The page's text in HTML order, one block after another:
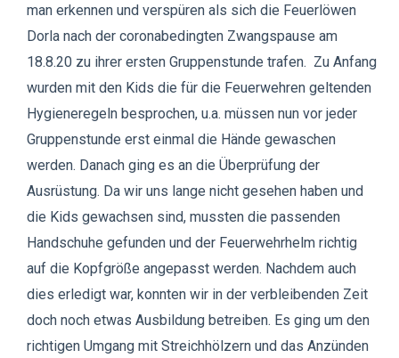
man erkennen und verspüren als sich die Feuerlöwen
Dorla nach der coronabedingten Zwangspause am
18.8.20 zu ihrer ersten Gruppenstunde trafen. Zu Anfang
wurden mit den Kids die für die Feuerwehren geltenden
Hygieneregeln besprochen, u.a. müssen nun vor jeder
Gruppenstunde erst einmal die Hände gewaschen
werden. Danach ging es an die Überprüfung der
Ausrüstung. Da wir uns lange nicht gesehen haben und
die Kids gewachsen sind, mussten die passenden
Handschuhe gefunden und der Feuerwehrhelm richtig
auf die Kopfgröße angepasst werden. Nachdem auch
dies erledigt war, konnten wir in der verbleibenden Zeit
doch noch etwas Ausbildung betreiben. Es ging um den
richtigen Umgang mit Streichhölzern und das Anzünden